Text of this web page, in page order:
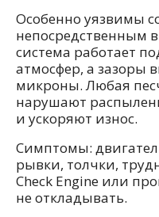
Особенно уязвимы
непосредственным
система работает
атмосфер, а зазоры
микроны. Любая
нарушают
и ускоряют износ.
Симптомы:
рывки, толчки,
Check Engine или
не откладывать.